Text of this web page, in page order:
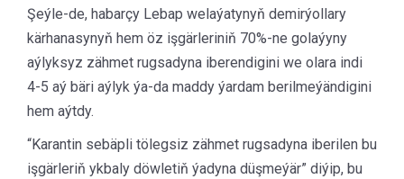
Şeýle-de, habarçy Lebap welaýatynyň demirýollary
kärhanasynyň hem öz işgärleriniň 70%-ne golaýyny
aýlyksyz zähmet rugsadyna iberendigini we olara indi
4-5 aý bäri aýlyk ýa-da maddy ýardam berilmeýändigini
hem aýtdy.
“Karantin sebäpli tölegsiz zähmet rugsadyna iberilen bu
işgärleriň ykbaly döwletiň ýadyna düşmeýär” diýip, bu